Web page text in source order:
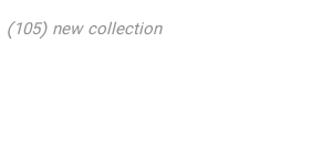
new collection
(105)